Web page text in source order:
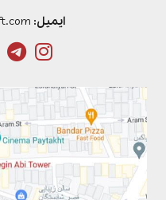
ایمیل: